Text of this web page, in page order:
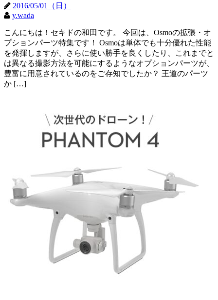
2016/05/01（日）
y.wada
こんにちは！セキドの和田です。 今回は、Osmoの拡張・オ
プションパーツ特集です！ Osmoは単体でも十分優れた性能
を発揮しますが、さらに使い勝手を良くしたり、これまでと
は異なる撮影方法を可能にするようなオプションパーツが、
豊富に用意されているのをご存知でしたか？ 王道のパーツ
か […]